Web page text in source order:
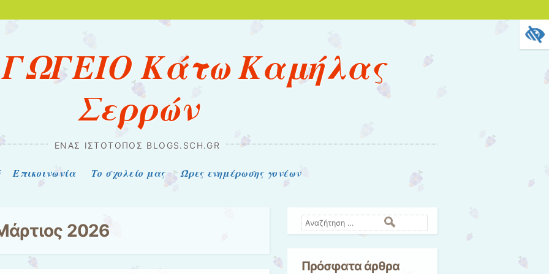
Κάτω Καμήλας
Σερρών
ΈΝΑΣ ΙΣΤΌΤΟΠΟΣ BLOGS.SCH.GR
Επικοινωνία Το σχολείο μας Ώρες ενημέρωσης γονέων
2026 Αναζήτηση
Πρόσφατα άρθρα